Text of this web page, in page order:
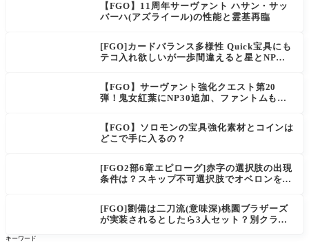
【FGO】11周年サーヴァント ハサン・サッ
バーハ(アズライール)の性能と霊基再臨
[FGO]カードバランス多様性 Quick宝具にも
テコ入れ欲しいが一歩間違えると星とNP楽
【FGO】サーヴァント強化クエスト第20
弾！鬼女紅葉にNP30追加、ファントムも大
【FGO】ソロモンの宝具強化素材とコインは
どこで手に入るの？
[FGO2部6章エピローグ]赤字の選択肢の出現
条件は？スキップ不可選択肢でオベロンを疑
[FGO]劉備は二刀流(意味深)桃園ブラザーズ
が実装されるとしたら3人セット？別クラス
キーワード